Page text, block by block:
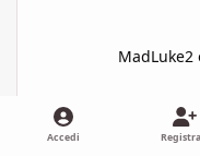
MadLuke2
Briciole di creatività
Accedi